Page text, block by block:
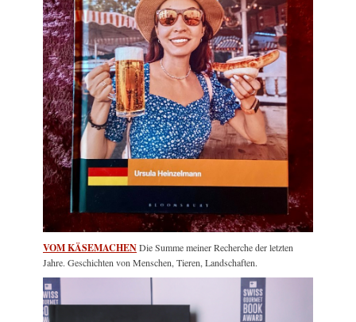
VOM KÄSEMACHENDie Summe meiner Recherche der letzten
Jahre. Geschichten von Menschen, Tieren, Landschaften.